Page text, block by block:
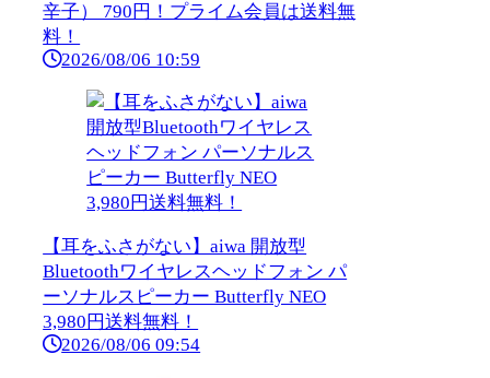
辛子） 790円！プライム会員は送料無
料！
2026/08/06 10:59
【耳をふさがない】aiwa 開放型
Bluetoothワイヤレスヘッドフォン パ
ーソナルスピーカー Butterfly NEO
3,980円送料無料！
2026/08/06 09:54